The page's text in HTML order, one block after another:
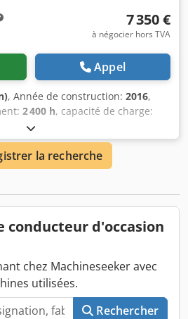
7 350 €
à négocier hors TVA
Appel
, Année de construction: 2016,
2 400 h, capacité de charge:
électrique
lourdes MAFI 2016 à double
(plancher : 250x130 cm),
kg, 9 unités disponibles =
2016 Année modèle : 2016
Poids Poids à vide : 525 kg
kg Fonctionnalités Marque de la
6t État État technique : Très bon
visuel : Très bon Informations
contacter Arne Honingh pour
la recherche
conducteur d'occasion
chez Machineseeker avec
utilisées.
Rechercher